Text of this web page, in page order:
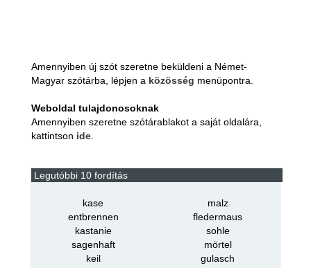
Amennyiben új szót szeretne beküldeni a Német-
Magyar szótárba, lépjen a közösség menüpontra.
Weboldal tulajdonosoknak
Amennyiben szeretne szótárablakot a saját oldalára,
kattintson ide.
Legutóbbi 10 fordítás
kase
malz
entbrennen
fledermaus
kastanie
sohle
sagenhaft
mörtel
keil
gulasch